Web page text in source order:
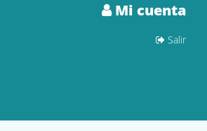
Mi cuenta
Salir